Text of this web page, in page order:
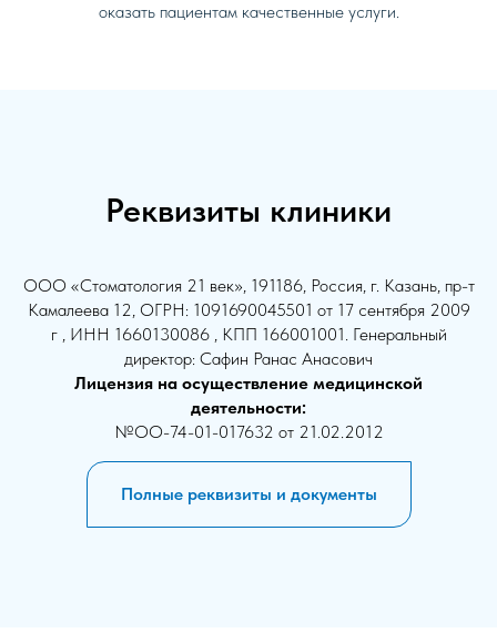
оказать пациентам качественные услуги.
Реквизиты клиники
ООО «Стоматология 21 век», 191186, Россия, г. Казань, пр-т
Камалеева 12, ОГРН: 1091690045501 от 17 сентября 2009
г , ИНН 1660130086 , КПП 166001001. Генеральный
директор: Сафин Ранас Анасович
Лицензия на осуществление медицинской
деятельности:
№ОО-74-01-017632 от 21.02.2012
Полные реквизиты и документы